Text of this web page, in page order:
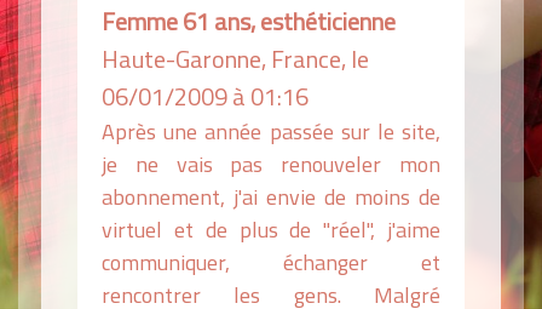
Femme 61 ans, esthéticienne
Haute-Garonne, France, le
06/01/2009 à 01:16
Après une année passée sur le site,
je ne vais pas renouveler mon
abonnement, j'ai envie de moins de
virtuel et de plus de "réel", j'aime
communiquer, échanger et
rencontrer les gens. Malgré